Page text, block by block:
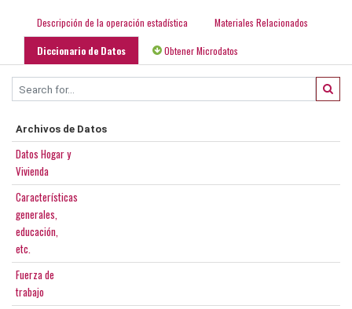
Descripción de la operación estadística Materiales Relacionados
Diccionario de Datos Obtener Microdatos
Archivos de Datos
Datos Hogar y
Vivienda
Características
generales,
educación,
etc.
Fuerza de
trabajo